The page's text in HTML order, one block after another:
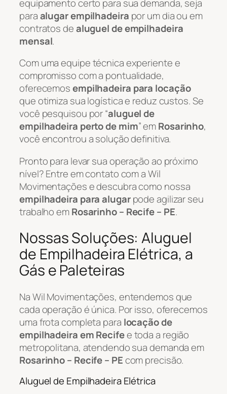
equipamento certo para sua demanda, seja
paraalugar empilhadeira por um dia ou em
contratos dealuguel de empilhadeira
mensal.
Com uma equipe técnica experiente e
compromisso com a pontualidade,
oferecemosempilhadeira para locação
que otimiza sua logística e reduz custos. Se
você pesquisou por “aluguel de
empilhadeira perto de mim” emRosarinho,
você encontrou a solução definitiva.
Pronto para levar sua operação ao próximo
nível? Entre em contato com a Wil
Movimentações e descubra como nossa
empilhadeira para alugarpode agilizar seu
trabalho emRosarinho – Recife – PE.
Nossas Soluções: Aluguel
de Empilhadeira Elétrica, a
Gás e Paleteiras
Na Wil Movimentações, entendemos que
cada operação é única. Por isso, oferecemos
uma frota completa para locação de
empilhadeira em Recifee toda a região
metropolitana, atendendo sua demanda em
Rosarinho – Recife – PEcom precisão.
Aluguel de Empilhadeira Elétrica